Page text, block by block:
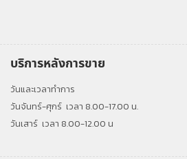
บริการหลังการขาย
วันและเวลาทำการ
วันจันทร์-ศุกร์ เวลา 8.00-17.00 น.
วันเสาร์ เวลา 8.00-12.00 น